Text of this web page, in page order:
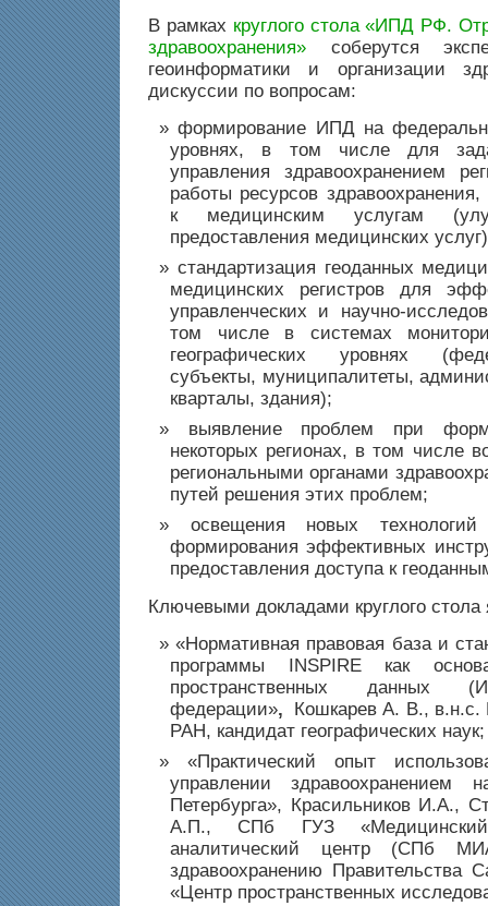
В рамках круглого стола «ИПД РФ.
здравоохранения» соберутся
геоинформатики и организации
дискуссии по вопросам:
формирование ИПД на
уровнях, в том числе для
управления здравоохранением
работы ресурсов
к медицинским услугам
предоставления медицинских
стандартизация геоданных
медицинских регистров для
управленческих и научно-
том числе в системах
географических уровнях
субъекты, муниципалитеты,
кварталы, здания);
выявление проблем при
некоторых регионах, в том числе
региональными органами
путей решения этих проблем;
освещения новых
формирования эффективных
предоставления доступа к
Ключевыми докладами круглого стола
«Нормативная правовая база и
программы INSPIRE как
пространственных данных
федерации»,
Кошкарев А. В., в.н.с.
РАН, кандидат географических наук;
«Практический опыт
управлении здравоохранением
Петербурга», Красильников И.А.,
А.П., СПб ГУЗ «Медицинский
аналитический центр (СПб
здравоохранению Правительства
«Центр пространственных